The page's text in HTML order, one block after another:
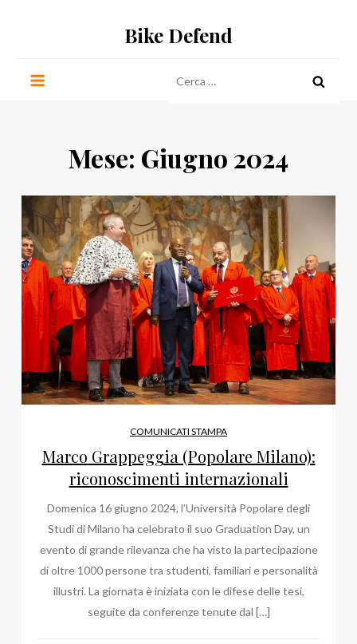
Bike Defend
per:
Mese: Giugno 2024
COMUNICATI STAMPA
Marco Grappeggia (Popolare Milano):
riconoscimenti internazionali
Domenica 16 giugno 2024, l’Università Popolare degli
Studi di Milano ha celebrato il suo Graduation Day, un
evento di grande rilevanza che ha visto la partecipazione
di oltre 1000 persone tra studenti, familiari e personalità
illustri. La giornata è iniziata con le difese delle tesi,
seguite da conferenze tenute dal […]